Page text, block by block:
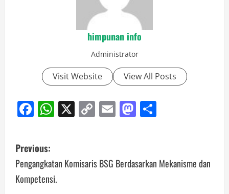
himpunan info
Administrator
Visit Website View All Posts
Facebook
WhatsApp
X CopyEmailMastodon
Post
navigation
Previous:
Pengangkatan Komisaris BSG Berdasarkan Mekanisme dan
Kompetensi.